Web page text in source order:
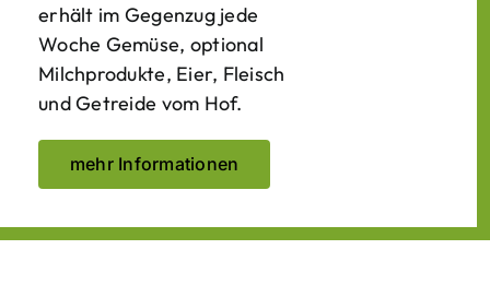
erhält im Gegenzug jede
Woche Gemüse, optional
Milchprodukte, Eier, Fleisch
und Getreide vom Hof.
mehr Informationen